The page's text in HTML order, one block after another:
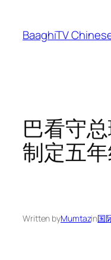
content
BaaghiTV
巴看守
制定五
Written byMumtazin国